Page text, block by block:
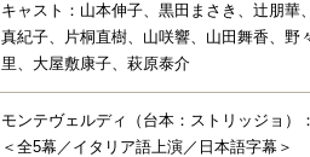
キャスト：山本伸子、黒田まさき、辻󠄀朋
真紀子、片桐直樹、山咲響、山田舞香、野
里、大屋敷康子、萩原泰介
モンテヴェルディ（台本：ストリッジョ）
＜全5幕／イタリア語上演／日本語字幕＞